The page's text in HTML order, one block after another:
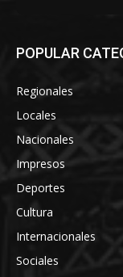
POPULAR
Regionales
Locales
Nacionales
Impresos
Deportes
Cultura
Internacionales
Sociales